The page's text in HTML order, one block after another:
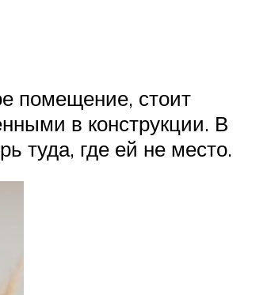
помещение, стоит
в конструкции. В
туда, где ей не место.